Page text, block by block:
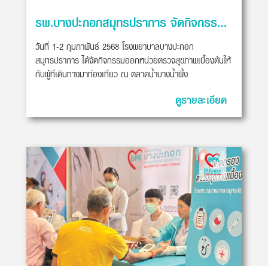
รพ.บางปะกอกสมุทรปราการ จัดกิจกรรมออกหน่วยตรวจสุขภาพเบื้องต้น
วันที่ 1-2 กุมภาพันธ์ 2568 โรงพยาบาลบางปะกอก
สมุทรปราการ ได้จัดกิจกรรมออกหน่วยตรวจสุขภาพเบื้องต้นให้
กับผู้ที่เดินทางมาท่องเที่ยว ณ ตลาดน้ำบางน้ำผึ้ง
ดูรายละเอียด